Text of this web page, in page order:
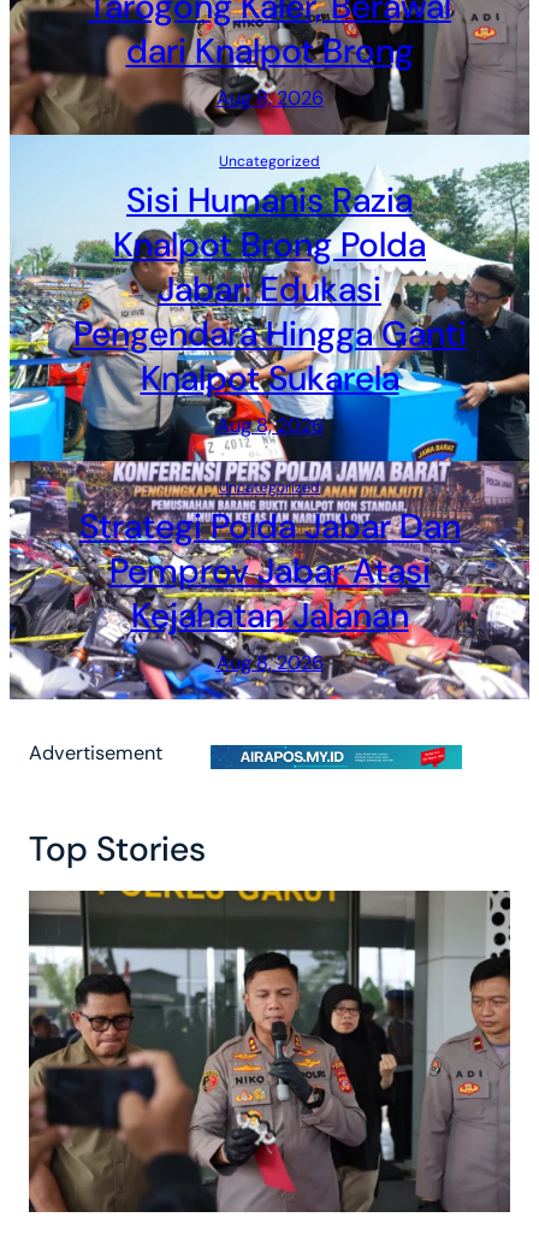
dari Knalpot Brong
Aug 8, 2026
Uncategorized
Sisi Humanis Razia
Knalpot Brong Polda
Jabar: Edukasi
Pengendara Hingga Ganti
Knalpot Sukarela
Aug 8, 2026
Uncategorized
Strategi Polda Jabar Dan
Pemprov Jabar Atasi
Kejahatan Jalanan
Aug 8, 2026
Advertisement
Top Stories